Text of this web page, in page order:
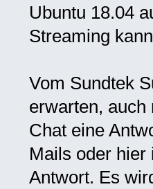
Ubuntu 18.04
Streaming
Vom Sundtek
erwarten,
Chat eine
Mails oder
Antwort. Es